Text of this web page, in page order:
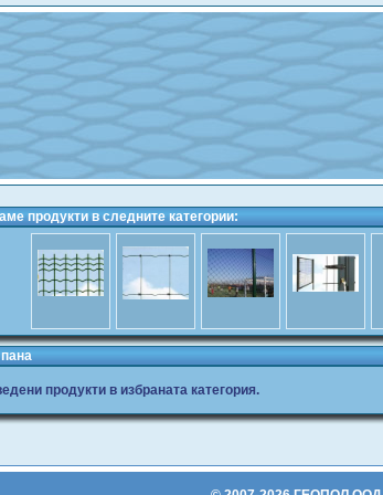
продукти в следните категории:
продукти в избраната категория.